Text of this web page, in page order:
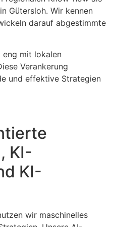
Gütersloh. Wir kennen
darauf abgestimmte
eng mit lokalen
Verankerung
und effektive Strategien
KI-
KI-
wir maschinelles